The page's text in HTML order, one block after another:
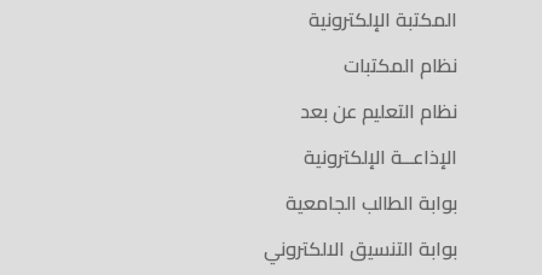
المكتبة الإلكترونية
نظام المكتبات
نظام التعليم عن بعد
الإذاعــة الإلكترونية
بوابة الطالب الجامعية
بوابة التنسيق الالكتروني